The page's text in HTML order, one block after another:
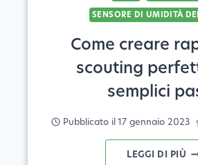
SENSORE DI UMIDITÀ
Come creare
scouting
semplici
Pubblicato il17 gennaio 2023
LEGGI DI PIÙ